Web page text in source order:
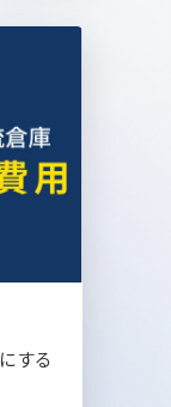
する